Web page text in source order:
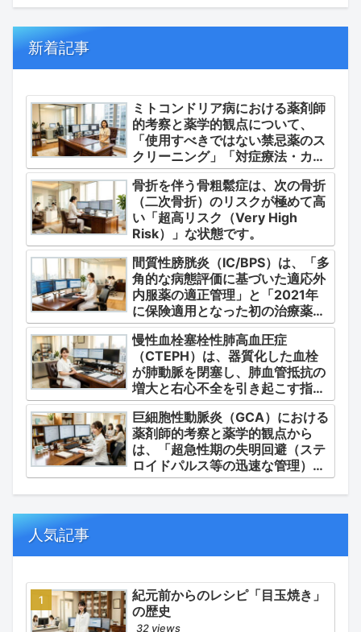
新着記事
ミトコンドリア病における薬剤師
的考察と薬学的観点について、
「使用すべきではない禁忌薬のス
クリーニング」「対症療法・カク
テル療法の適正使用」「画期的な
新薬・DDSの動向」の3つの軸か
ら整理します。
骨折を伴う骨粗鬆症は、次の骨折
（二次骨折）のリスクが極めて高
い「超高リスク（Very High
Risk）」な状態です。
間質性膀胱炎（IC/BPS）は、「多
角的な病態評価に基づいた適応外
内服薬の適正管理」と「2021年
に保険適用となった初の治療薬で
あるジメチルスルホキシド
（DMSO）の安全かつ確実な調
剤・運用」に集約されます。
慢性血栓塞栓性肺高血圧症
（CTEPH）は、器質化した血栓
が肺動脈を閉塞し、肺血管抵抗の
増大と右心不全を引き起こす指定
難病（第4群肺高血圧症）です。
巨細胞性動脈炎（GCA）における
薬剤師的考察と薬学的観点から
は、「超急性期の失明回避（ステ
ロイドパルス等の迅速な管理）」
「再燃防止とステロイドの最小化
（トシリズマブやウパダシチニブ
の適正使用）」「長期ステロイド
となります。
人気記事
紀元前からのレシピ「目玉焼き」
の歴史
32 views